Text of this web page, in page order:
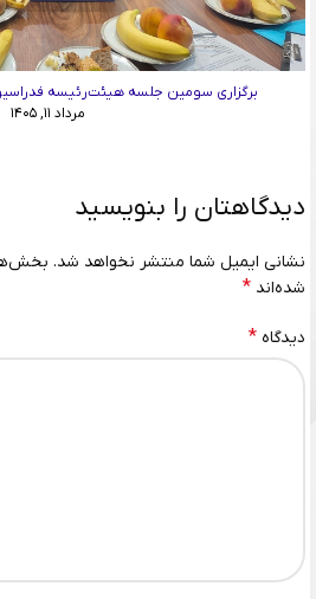
برگزاری سومین جلسه هیئت‌رئیسه فدراسیون
مرداد ۱۱, ۱۴۰۵
دیدگاهتان را بنویسید
نشانی ایمیل شما منتشر نخواهد شد.
شده‌اند *
دیدگاه *